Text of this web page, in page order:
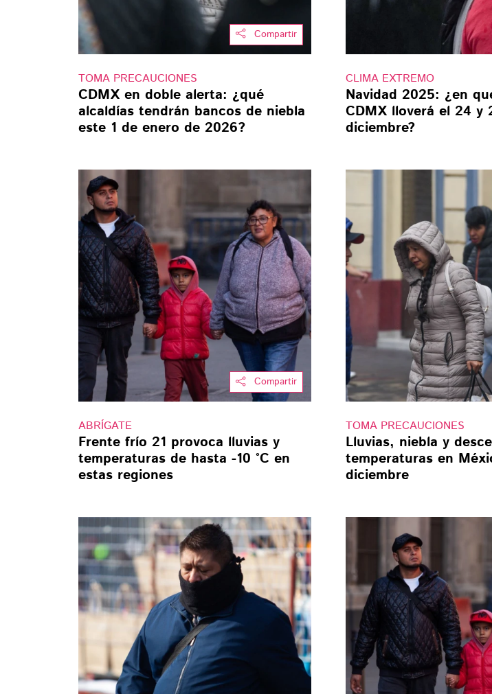
Compartir
TOMA PRECAUCIONES
CDMX en doble alerta: ¿qué
alcaldías tendrán bancos de niebla
este 1 de enero de 2026?
CLIMA EXTREMO
Navidad 2025: ¿en
CDMX lloverá el 24 y
diciembre?
Compartir
ABRÍGATE
Frente frío 21 provoca lluvias y
temperaturas de hasta -10 °C en
estas regiones
TOMA PRECAUCIONES
Lluvias, niebla y
temperaturas en
diciembre